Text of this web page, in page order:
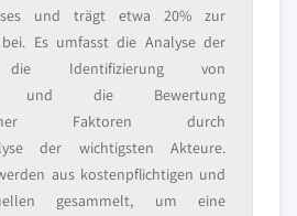
und trägt etwa 20% zur
Es umfasst die Analyse der
die Identifizierung von
und die Bewertung
Faktoren durch
der wichtigsten Akteure.
aus kostenpflichtigen und
gesammelt, um eine